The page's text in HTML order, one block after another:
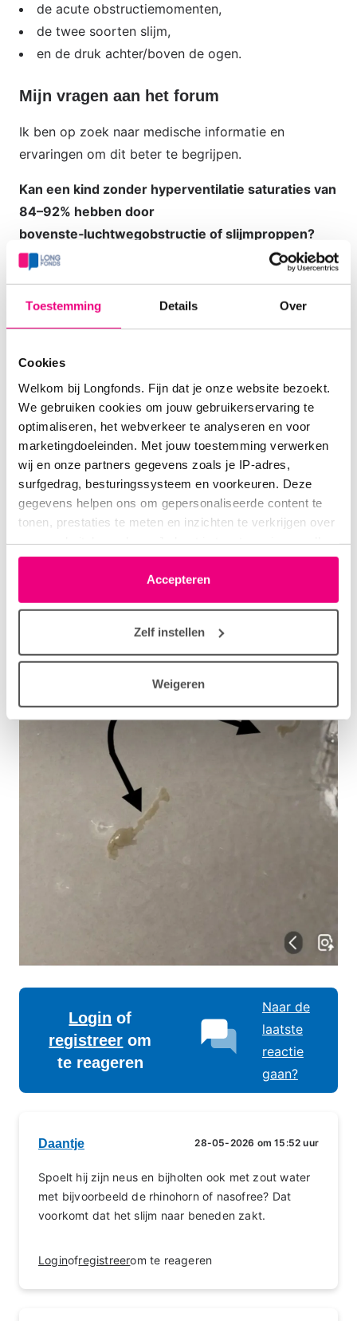
Toestemming Details Over
Cookies
Welkom bij Longfonds. Fijn dat je onze website bezoekt.
We gebruiken cookies om jouw gebruikerservaring te
optimaliseren, het webverkeer te analyseren en voor
marketingdoeleinden. Met jouw toestemming verwerken
wij en onze partners gegevens zoals je IP-adres,
surfgedrag, besturingssysteem en voorkeuren. Deze
gegevens helpen ons om gepersonaliseerde content te
tonen, prestaties te meten en inzichten te verkrijgen over
moment wijzigen of intrekken via het cookie-icoontje
linksonder elke pagina. De lijst met partners is te vinden
in het tabblad “details”.
Accepteren
Zelf instellen
Weigeren
de acute obstructiemomenten,
de twee soorten slijm,
en de druk achter/boven de ogen.
Mijn vragen aan het forum
Ik ben op zoek naar medische informatie en
ervaringen om dit beter te begrijpen.
Kan een kind zonder hyperventilatie saturaties van
84–92% hebben door
bovenste‑luchtwegobstructie of slijmproppen?
Kan slijm uit sinus‑ of nasofarynxgebied acute
Past het onderscheid tussen droge brokjes en
Welke onderzoeken zijn gebruikelijk bij dit
klachtenpatroon(bijv. KNO‑endoscopie,
beeldvorming, longfunctie, kweek)?
Kan chronische irritatie van de bovenste luchtweg
door instabiel astma dit soort klachten geven?
Welke specialist is het meest aangewezenom dit
verder te beoordelen?
Ik ben uitsluitend op zoek naarmedische duiding
enadvies over passende diagnostiek, zodat ik dit
helder kan bespreken met de kinderarts.
Alvast dank voor het meedenken.
Login of
registreer om
te reageren
Naar de
laatste
reactie
gaan?
Daantje 28-05-2026 om 15:52 uur
Spoelt hij zijn neus en bijholten ook met zout water
met bijvoorbeeld de rhinohorn of nasofree? Dat
voorkomt dat het slijm naar beneden zakt.
Loginofregistreerom te reageren